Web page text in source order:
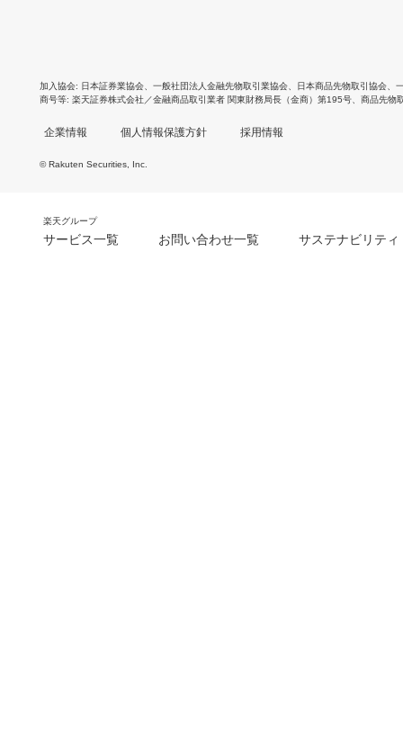
加入協会 日本証券業協会 一般社団法人金融先物取引業協会 日本商品先物取引協会
商号等 楽天証券株式会社／金融商品取引業者 関東財務局長（金商）第195号、商品先物
企業情報 個人情報保護方針 採用情報
© Rakuten Securities, Inc.
楽天グループ
サービス一覧 お問い合わせ一覧 サステナビリティ